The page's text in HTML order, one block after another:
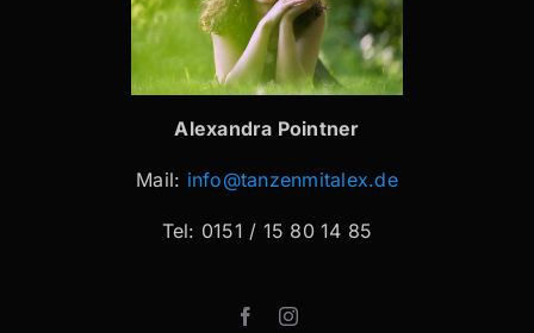
Alexandra Pointner
Mail: info@tanzenmitalex.de
Tel: 0151 / 15 80 14 85